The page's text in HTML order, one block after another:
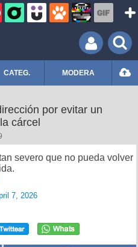
CATEG. MODERA
por evitar un
cárcel
severo que no pueda volver
7, 2026